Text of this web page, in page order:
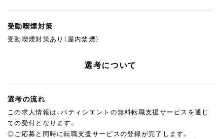
受動喫煙対策
受動喫煙対策あり（屋内禁煙）
選考について
選考の流れ
この求人情報は、パティシエントの無料転職支援サービスを通じ
ての受付となります。
◎ご応募と同時に転職支援サービスの登録が完了します。